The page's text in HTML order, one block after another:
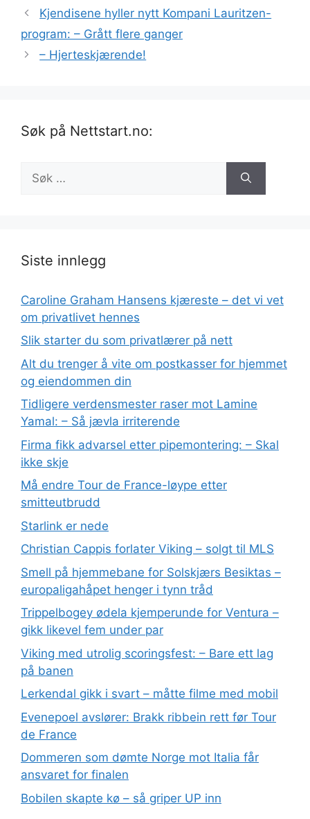
Kjendisene hyller nytt Kompani Lauritzen-
program: – Grått flere ganger
– Hjerteskjærende!
Søk på Nettstart.no:
etter:
Siste innlegg
Caroline Graham Hansens kjæreste – det vi vet
om privatlivet hennes
Slik starter du som privatlærer på nett
Alt du trenger å vite om postkasser for hjemmet
og eiendommen din
Tidligere verdensmester raser mot Lamine
Yamal: – Så jævla irriterende
Firma fikk advarsel etter pipemontering: – Skal
ikke skje
Må endre Tour de France-løype etter
smitteutbrudd
Starlink er nede
Christian Cappis forlater Viking – solgt til MLS
Smell på hjemmebane for Solskjærs Besiktas –
europaligahåpet henger i tynn tråd
Trippelbogey ødela kjemperunde for Ventura –
gikk likevel fem under par
Viking med utrolig scoringsfest: – Bare ett lag
på banen
Lerkendal gikk i svart – måtte filme med mobil
Evenepoel avslører: Brakk ribbein rett før Tour
de France
Dommeren som dømte Norge mot Italia får
ansvaret for finalen
Bobilen skapte kø – så griper UP inn